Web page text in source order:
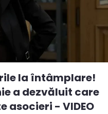
la întâmplare!
a dezvăluit care
asocieri - VIDEO